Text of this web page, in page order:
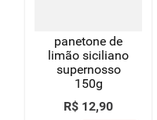
panetone de
limão siciliano
supernosso
150g
R$ 12,90